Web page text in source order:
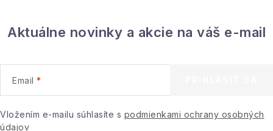
Aktuálne novinky a akcie na váš e-mail
Email
Vložením e-mailu súhlasíte s podmienkami ochrany osobných
údajov